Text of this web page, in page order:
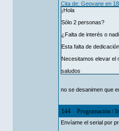
Cita de: Geovane en
¡Hola
Sólo 2 personas?
¿Falta de interés o
Esta falta de
Necesitamos elevar el
saludos
no se desanimen que
144 Programación/
Envíame el serial por